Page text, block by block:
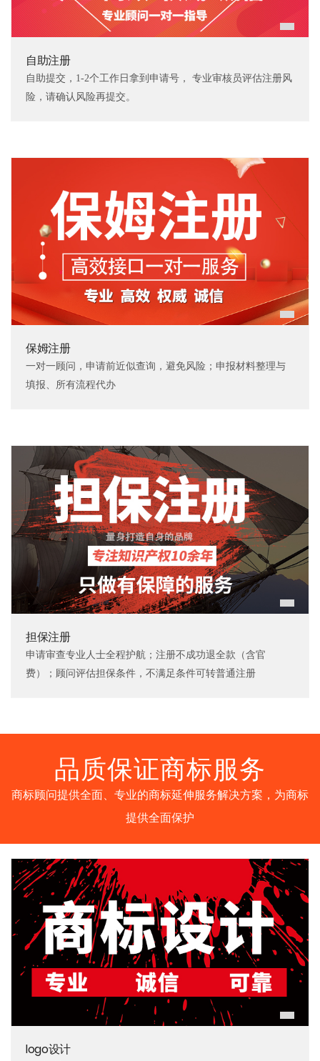
自助注册
自助提交，1-2个工作日拿到申请号， 专业审核员评估注册风
险，请确认风险再提交。
保姆注册
一对一顾问，申请前近似查询，避免风险；申报材料整理与
填报、所有流程代办
担保注册
申请审查专业人士全程护航；注册不成功退全款（含官
费）；顾问评估担保条件，不满足条件可转普通注册
品质保证商标服务
商标顾问提供全面、专业的商标延伸服务解决方案，为商标
提供全面保护
logo设计